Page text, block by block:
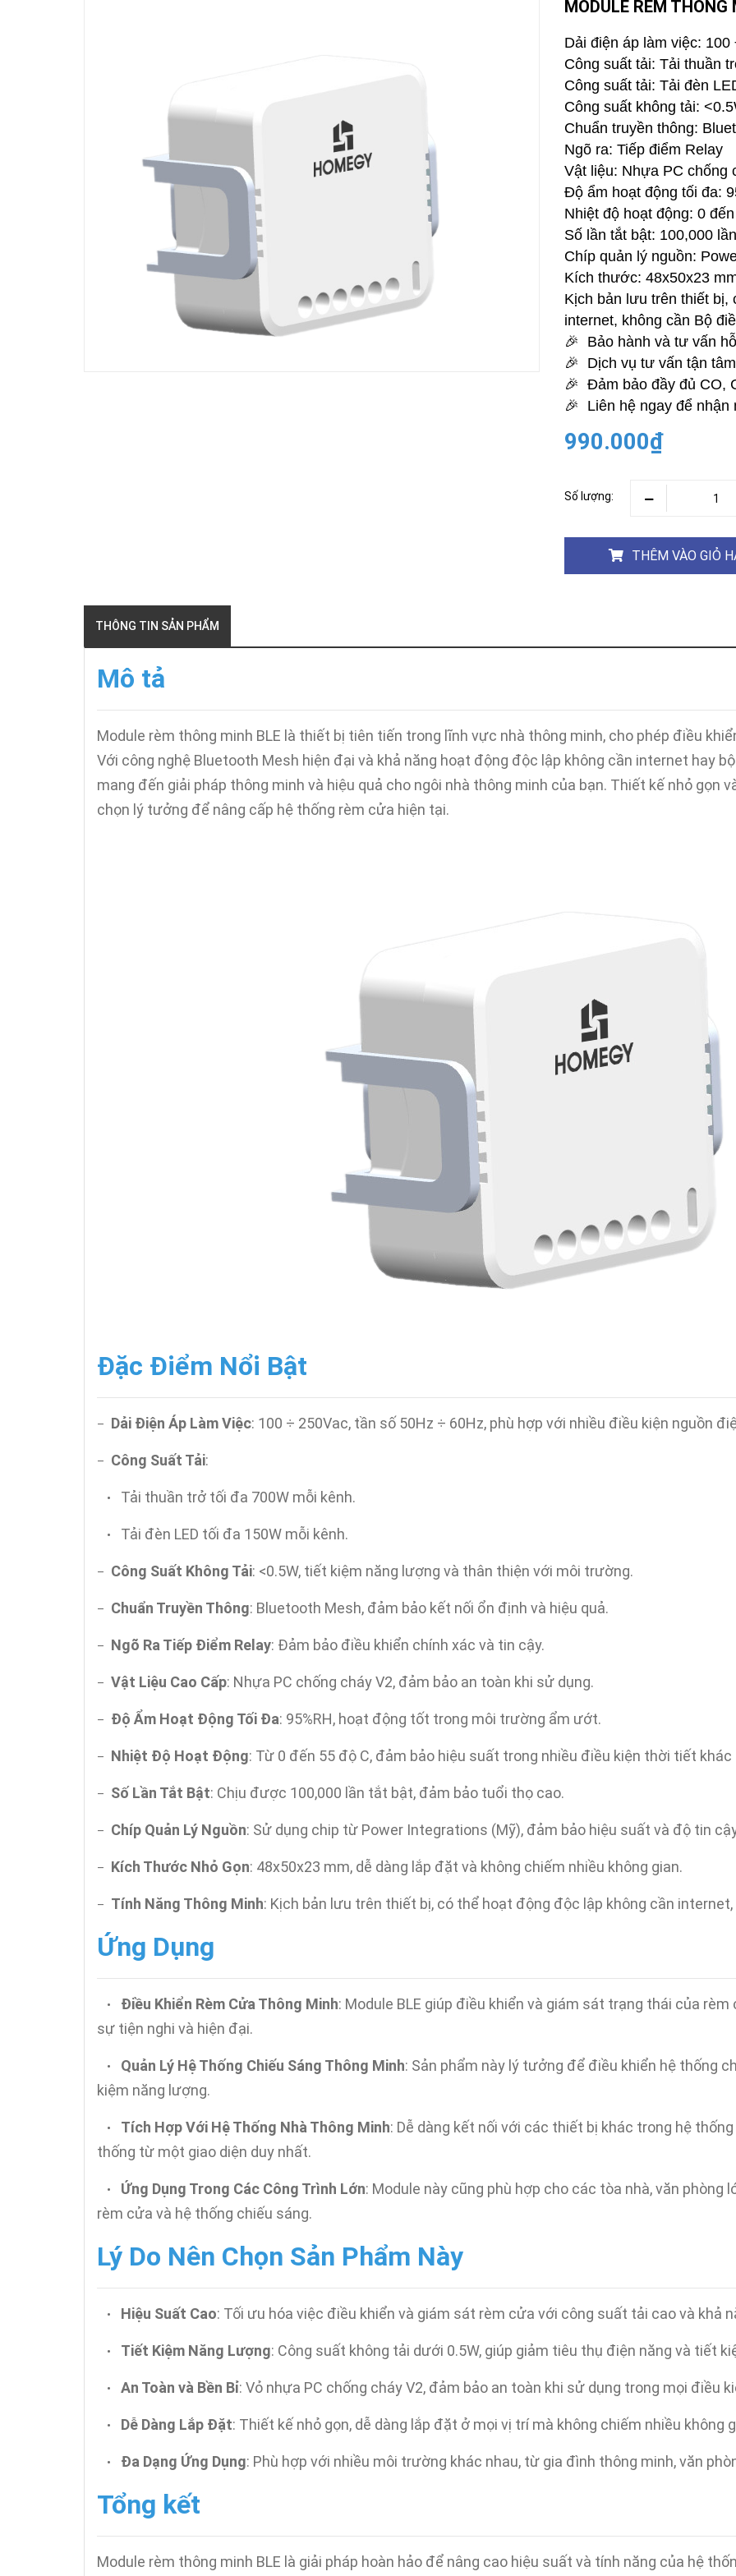
ĐỘNG
Camera
Hikvision
Camera
Tiandy
BỊ
HỌP
TRỰC
TUYẾN
Maxhub
hình
MAXHUB
M27
THIẾT
BỊ
THÔNG
MINH
HOMEGY
Khóa
Faster
THIẾT
BÁO
THÔNG
FASTER
MODULE RÈM THÔNG
Dải điện áp làm việc:
Công suất tải: Tải thuần
Công suất tải: Tải đèn
Công suất không tải:
Chuẩn truyền thông:
Ngõ ra: Tiếp điểm Relay
Vật liệu: Nhựa PC chống
Độ ẩm hoạt động tối đa:
Nhiệt độ hoạt động: 0
Số lần tắt bật: 100,000 lần
Chíp quản lý nguồn:
Kích thước: 48x50x23
Kịch bản lưu trên thiết bị,
internet, không cần Bộ
🎉 Bảo hành và tư vấn
🎉 Dịch vụ tư vấn tận
🎉 Đảm bảo đầy đủ CO,
🎉 Liên hệ ngay để
990.000₫
Số lượng:
THÊM VÀO GIỎ
THÔNG TIN SẢN PHẨM
Mô tả
Module rèm thông minh BLE là thiết bị tiên tiến trong lĩnh vực nhà thông minh, cho phép điều
Với công nghệ Bluetooth Mesh hiện đại và khả năng hoạt động độc lập không cần internet hay
mang đến giải pháp thông minh và hiệu quả cho ngôi nhà thông minh của bạn. Thiết kế nhỏ gọn
chọn lý tưởng để nâng cấp hệ thống rèm cửa hiện tại.
Đặc Điểm Nổi Bật
– Dải Điện Áp Làm Việc: 100 ÷ 250Vac, tần số 50Hz ÷ 60Hz, phù hợp với nhiều điều kiện nguồn
– Công Suất Tải:
• Tải thuần trở tối đa 700W mỗi kênh.
• Tải đèn LED tối đa 150W mỗi kênh.
– Công Suất Không Tải: <0.5W, tiết kiệm năng lượng và thân thiện với môi trường.
– Chuẩn Truyền Thông: Bluetooth Mesh, đảm bảo kết nối ổn định và hiệu quả.
– Ngõ Ra Tiếp Điểm Relay: Đảm bảo điều khiển chính xác và tin cậy.
– Vật Liệu Cao Cấp: Nhựa PC chống cháy V2, đảm bảo an toàn khi sử dụng.
– Độ Ẩm Hoạt Động Tối Đa: 95%RH, hoạt động tốt trong môi trường ẩm ướt.
– Nhiệt Độ Hoạt Động: Từ 0 đến 55 độ C, đảm bảo hiệu suất trong nhiều điều kiện thời tiết khác
– Số Lần Tắt Bật: Chịu được 100,000 lần tắt bật, đảm bảo tuổi thọ cao.
– Chíp Quản Lý Nguồn: Sử dụng chip từ Power Integrations (Mỹ), đảm bảo hiệu suất và độ tin
– Kích Thước Nhỏ Gọn: 48x50x23 mm, dễ dàng lắp đặt và không chiếm nhiều không gian.
– Tính Năng Thông Minh: Kịch bản lưu trên thiết bị, có thể hoạt động độc lập không cần
Ứng Dụng
• Điều Khiển Rèm Cửa Thông Minh: Module BLE giúp điều khiển và giám sát trạng thái của
sự tiện nghi và hiện đại.
• Quản Lý Hệ Thống Chiếu Sáng Thông Minh: Sản phẩm này lý tưởng để điều khiển hệ thống
kiệm năng lượng.
• Tích Hợp Với Hệ Thống Nhà Thông Minh: Dễ dàng kết nối với các thiết bị khác trong hệ
thống từ một giao diện duy nhất.
• Ứng Dụng Trong Các Công Trình Lớn: Module này cũng phù hợp cho các tòa nhà, văn phòng
rèm cửa và hệ thống chiếu sáng.
Lý Do Nên Chọn Sản Phẩm Này
• Hiệu Suất Cao: Tối ưu hóa việc điều khiển và giám sát rèm cửa với công suất tải cao và khả
• Tiết Kiệm Năng Lượng: Công suất không tải dưới 0.5W, giúp giảm tiêu thụ điện năng và tiết
• An Toàn và Bền Bỉ: Vỏ nhựa PC chống cháy V2, đảm bảo an toàn khi sử dụng trong mọi điều
• Dễ Dàng Lắp Đặt: Thiết kế nhỏ gọn, dễ dàng lắp đặt ở mọi vị trí mà không chiếm nhiều không
• Đa Dạng Ứng Dụng: Phù hợp với nhiều môi trường khác nhau, từ gia đình thông minh, văn
Tổng kết
Module rèm thông minh BLE là giải pháp hoàn hảo để nâng cao hiệu suất và tính năng của hệ